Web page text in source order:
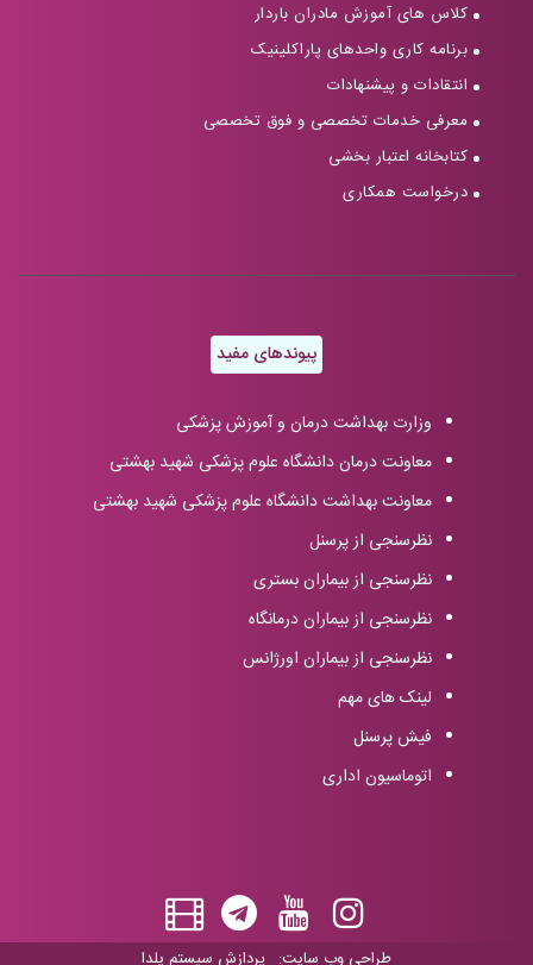
کلاس های آموزش مادران باردار
برنامه کاری واحدهای پاراکلینیک
انتقادات و پیشنهادات
معرفی خدمات تخصصی و فوق تخصصی
کتابخانه اعتبار بخشی
درخواست همکاری
پیوندهای مفید
وزارت بهداشت درمان و آموزش پزشکی
معاونت درمان دانشگاه علوم پزشکی شهید بهشتی
معاونت بهداشت دانشگاه علوم پزشکی شهید بهشتی
نظرسنجی از پرسنل
نظرسنجی از بیماران بستری
نظرسنجی از بیماران درمانگاه
نظرسنجی از بیماران اورژانس
لینک های مهم
فیش پرسنل
اتوماسیون اداری
طراحی وب سایت: پردازش سیستم یلدا